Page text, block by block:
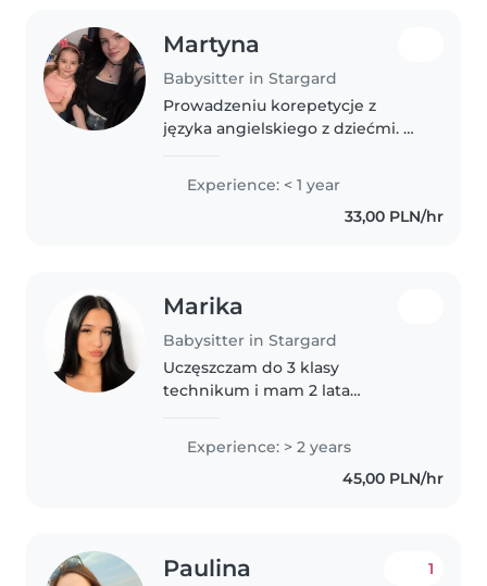
Martyna
Babysitter in Stargard
Prowadzeniu korepetycje z
języka angielskiego z dziećmi. W
animacji. W szkole również uczę
się psychologii. Z tych miejsc
wyciągnęłam doświadczenie w..
Experience: < 1 year
33,00 PLN/hr
Marika
Babysitter in Stargard
Uczęszczam do 3 klasy
technikum i mam 2 lata
dziećmi. Pracowałam z
przedszkolakami, uczniami
Experience: > 2 years
45,00 PLN/hr
Paulina 1